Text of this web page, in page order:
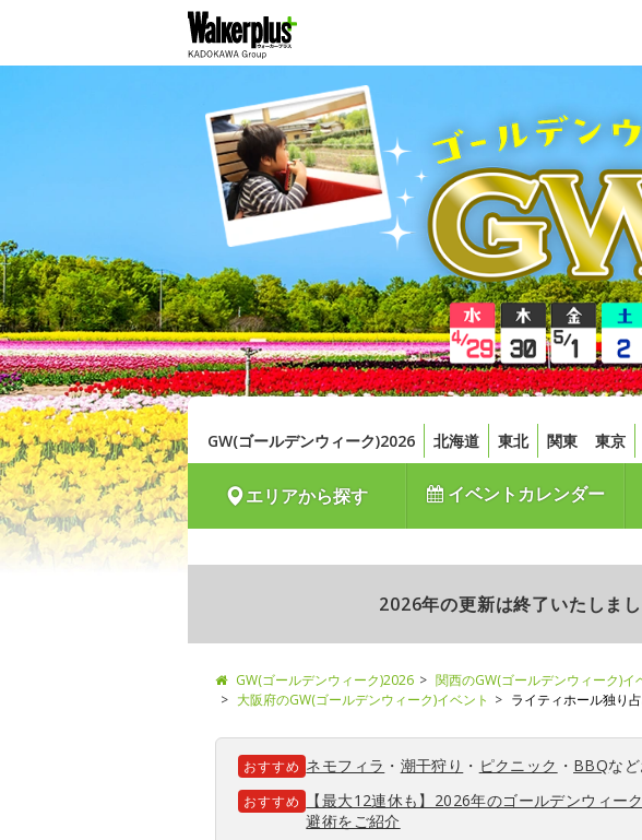
GW(ゴールデンウィーク)2026 北海道 東北 関東 東京
エリアから探す イベントカレンダー
2026年の更新は終了いたしま
GW(ゴールデンウィーク)2026 関西のGW(ゴールデンウィーク)イ
大阪府のGW(ゴールデンウィーク)イベント
ライティホール独り
おすすめ ネモフィラ ・ 潮干狩り ・ ピクニック ・ BBQな
おすすめ
【最大12連休も】2026年のゴールデンウィー
避術をご紹介